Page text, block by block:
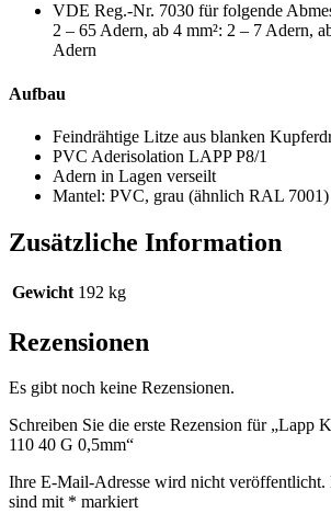
VDE Reg.-Nr. 7030 für folgende
2 – 65 Adern, ab 4 mm²: 2 – 7 Adern,
Adern
Aufbau
Feindrähtige Litze aus blanken
PVC Aderisolation LAPP P8/1
Adern in Lagen verseilt
Mantel: PVC, grau (ähnlich RAL 7001)
Zusätzliche Information
Gewicht 192 kg
Rezensionen
Es gibt noch keine Rezensionen.
Schreiben Sie die erste Rezension für „Lapp
110 40 G 0,5mm“
Ihre E-Mail-Adresse wird nicht veröffentlicht.
sind mit * markiert